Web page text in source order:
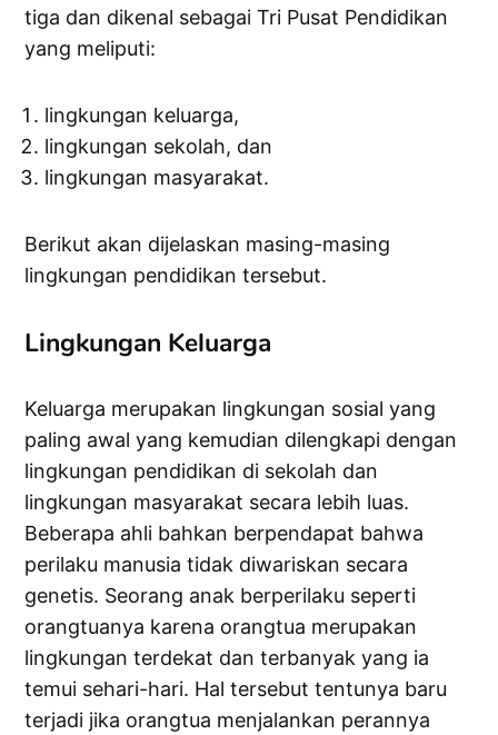
tiga dan dikenal sebagai Tri Pusat Pendidikan
yang meliputi:
lingkungan keluarga,
lingkungan sekolah, dan
lingkungan masyarakat.
Berikut akan dijelaskan masing-masing
lingkungan pendidikan tersebut.
Lingkungan Keluarga
Keluarga merupakan lingkungan sosial yang
paling awal yang kemudian dilengkapi dengan
lingkungan pendidikan di sekolah dan
lingkungan masyarakat secara lebih luas.
Beberapa ahli bahkan berpendapat bahwa
perilaku manusia tidak diwariskan secara
genetis. Seorang anak berperilaku seperti
orangtuanya karena orangtua merupakan
lingkungan terdekat dan terbanyak yang ia
temui sehari-hari. Hal tersebut tentunya baru
terjadi jika orangtua menjalankan perannya